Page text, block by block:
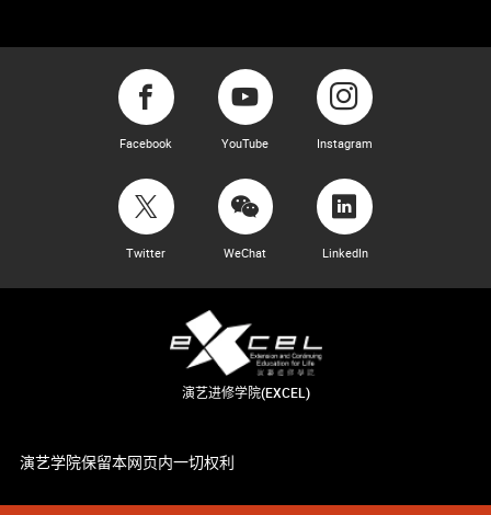
Facebook YouTube Instagram
Twitter WeChat LinkedIn
演艺进修学院(EXCEL)
演艺学院保留本网页内一切权利